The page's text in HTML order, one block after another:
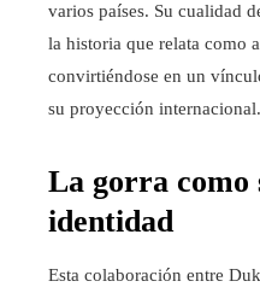
varios países. Su cualidad
la historia que relata como
convirtiéndose en un
su proyección internacional.
La gorra como
identidad
Esta colaboración entre